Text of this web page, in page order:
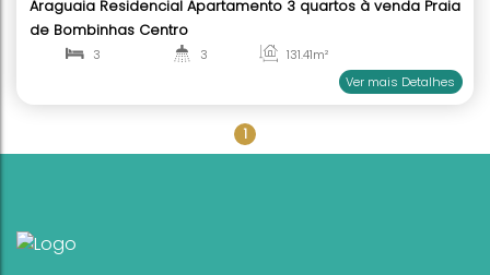
1.790.000
Araguaia Residencial Apartamento 3 quartos à
1